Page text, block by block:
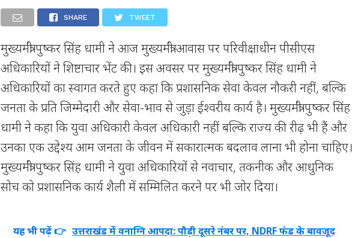
SHARE TWEET
मुख्यमंत्री पुष्कर सिंह धामी ने आज मुख्यमंत्री आवास पर परिवीक्षाधीन पीसीएस
अधिकारियों ने शिष्टाचार भेंट की। इस अवसर पर मुख्यमंत्री पुष्कर सिंह धामी ने
अधिकारियों का स्वागत करते हुए कहा कि प्रशासनिक सेवा केवल नौकरी नहीं, बल्कि
जनता के प्रति जिम्मेदारी और सेवा-भाव से जुड़ा ईश्वरीय कार्य है। मुख्यमंत्री पुष्कर सिंह
धामी ने कहा कि युवा अधिकारी केवल अधिकारी नहीं बल्कि राज्य की रीढ़ भी हैं और
उनका एक उद्देश्य आम जनता के जीवन में सकारात्मक बदलाव लाना भी होना चाहिए।
मुख्यमंत्री पुष्कर सिंह धामी ने युवा अधिकारियों से नवाचार, तकनीक और आधुनिक
सोच को प्रशासनिक कार्य शैली में सम्मिलित करने पर भी जोर दिया।
यह भी पढ़ें 👉 उत्तराखंड में वनाग्नि आपदा: पौड़ी दूसरे नंबर पर, NDRF फंड के बावजूद